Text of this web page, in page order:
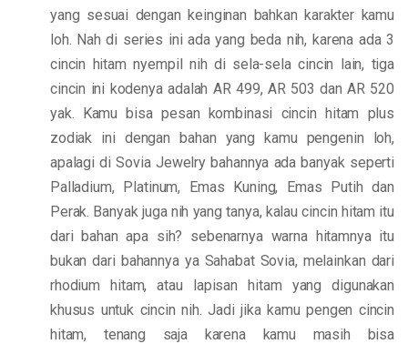
yang sesuai dengan keinginan bahkan karakter kamu
loh. Nah di series ini ada yang beda nih, karena ada 3
cincin hitam nyempil nih di sela-sela cincin lain, tiga
cincin ini kodenya adalah AR 499, AR 503 dan AR 520
yak. Kamu bisa pesan kombinasi cincin hitam plus
zodiak ini dengan bahan yang kamu pengenin loh,
apalagi di Sovia Jewelry bahannya ada banyak seperti
Palladium, Platinum, Emas Kuning, Emas Putih dan
Perak. Banyak juga nih yang tanya, kalau cincin hitam itu
dari bahan apa sih? sebenarnya warna hitamnya itu
bukan dari bahannya ya Sahabat Sovia, melainkan dari
rhodium hitam, atau lapisan hitam yang digunakan
khusus untuk cincin nih. Jadi jika kamu pengen cincin
hitam, tenang saja karena kamu masih bisa